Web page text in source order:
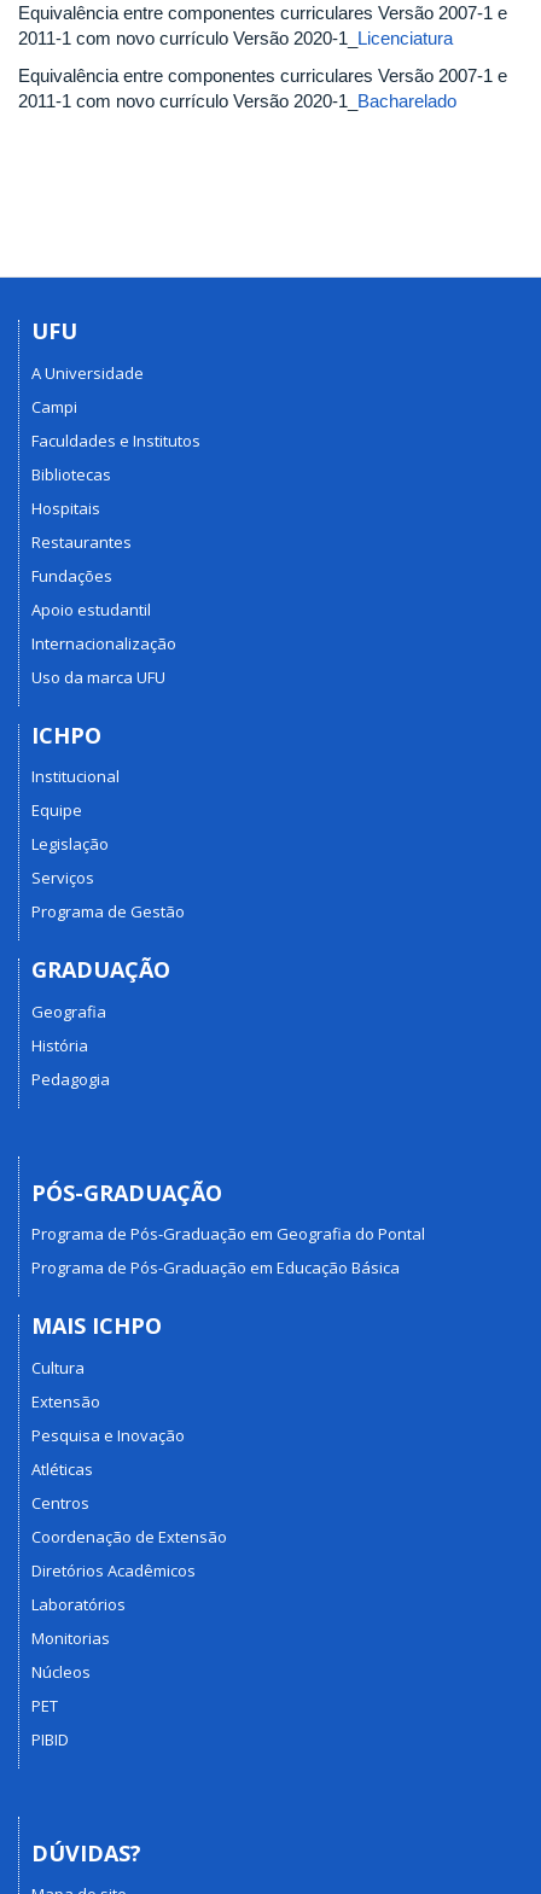
Equivalência entre componentes curriculares Versão 2007-1 e
2011-1 com novo currículo Versão 2020-1_ Licenciatura
Equivalência entre componentes curriculares Versão 2007-1 e
2011-1 com novo currículo Versão 2020-1_ Bacharelado
UFU
A Universidade
Campi
Faculdades e Institutos
Bibliotecas
Hospitais
Restaurantes
Fundações
Apoio estudantil
Internacionalização
Uso da marca UFU
ICHPO
Institucional
Equipe
Legislação
Serviços
Programa de Gestão
GRADUAÇÃO
Geografia
História
Pedagogia
PÓS-GRADUAÇÃO
Programa de Pós-Graduação em Geografia do Pontal
Programa de Pós-Graduação em Educação Básica
MAIS ICHPO
Cultura
Extensão
Pesquisa e Inovação
Atléticas
Centros
Coordenação de Extensão
Diretórios Acadêmicos
Laboratórios
Monitorias
Núcleos
PET
PIBID
DÚVIDAS?